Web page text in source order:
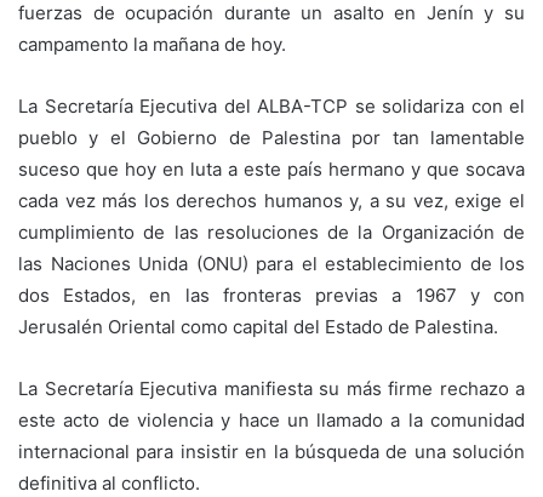
fuerzas de ocupación durante un asalto en Jenín y su
campamento la mañana de hoy.
La Secretaría Ejecutiva del ALBA-TCP se solidariza con el
pueblo y el Gobierno de Palestina por tan lamentable
suceso que hoy en luta a este país hermano y que socava
cada vez más los derechos humanos y, a su vez, exige el
cumplimiento de las resoluciones de la Organización de
las Naciones Unida (ONU) para el establecimiento de los
dos Estados, en las fronteras previas a 1967 y con
Jerusalén Oriental como capital del Estado de Palestina.
La Secretaría Ejecutiva manifiesta su más firme rechazo a
este acto de violencia y hace un llamado a la comunidad
internacional para insistir en la búsqueda de una solución
definitiva al conflicto.